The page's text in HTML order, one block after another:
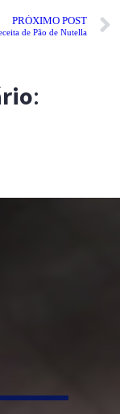
PRÓXIMO POST
de Pão de Nutella
: